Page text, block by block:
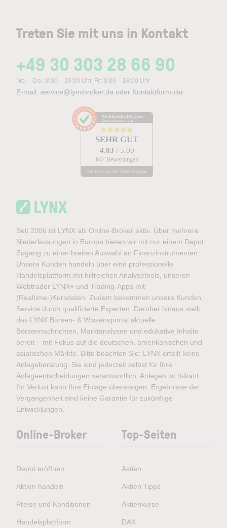
Treten Sie mit uns in Kontakt
+49 30 303 28 66 90
Mo. – Do.: 8:00 – 20:00 Uhr, Fr.: 8:00 – 18:00 Uhr
E-mail: service@lynxbroker.de oder Kontaktformular
AUSGEZEICHNET .org
Kundenbewertungen
SEHR GUT
4.83 / 5.00
647 Bewertungen
Hinweis zu den Bewertungen
Seit 2006 ist LYNX als Online-Broker aktiv. Über mehrere
Niederlassungen in Europa bieten wir mit nur einem Depot
Zugang zu einer breiten Auswahl an Finanzinstrumenten.
Unsere Kunden handeln über eine professionelle
Handelsplattform mit hilfreichen Analysetools, unseren
Webtrader LYNX+ und Trading-Apps mit
(Realtime-)Kursdaten. Zudem bekommen unsere Kunden
Service durch qualifizierte Experten. Darüber hinaus stellt
das LYNX Börsen- & Wissensportal aktuelle
Börsennachrichten, Marktanalysen und edukative Inhalte
bereit – mit Fokus auf die deutschen, amerikanischen und
asiatischen Märkte. Bitte beachten Sie: LYNX erteilt keine
Anlageberatung. Sie sind jederzeit selbst für Ihre
Anlageentscheidungen verantwortlich. Anlegen ist riskant.
Ihr Verlust kann Ihre Einlage übersteigen. Ergebnisse der
Vergangenheit sind keine Garantie für zukünftige
Entwicklungen.
Online-Broker
Depot eröffnen
Aktien handeln
Preise und Konditionen
Handelsplattform
Top-Seiten
Aktien
Aktien Tipps
Aktienkurse
DAX